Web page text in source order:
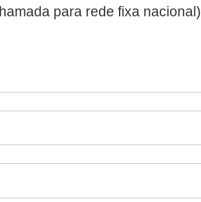
para rede fixa nacional)